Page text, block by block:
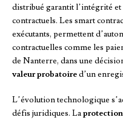
distribué garantit l’intégrité
contractuels. Les smart
exécutants, permettent
contractuelles comme les
de Nanterre, dans une
valeur probatoired’un
L’évolution technologique
défis juridiques. Laprotection